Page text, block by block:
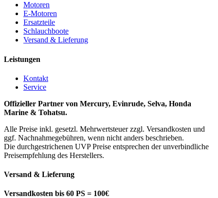
Motoren
E-Motoren
Ersatzteile
Schlauchboote
Versand & Lieferung
Leistungen
Kontakt
Service
Offizieller Partner von Mercury, Evinrude, Selva, Honda
Marine & Tohatsu.
Alle Preise inkl. gesetzl. Mehrwertsteuer zzgl. Versandkosten und
ggf. Nachnahmegebühren, wenn nicht anders beschrieben.
Die durchgestrichenen UVP Preise entsprechen der unverbindliche
Preisempfehlung des Herstellers.
Versand & Lieferung
Versandkosten bis 60 PS = 100€